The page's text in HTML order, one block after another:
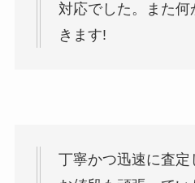
対応でした。また
きます!
丁寧かつ迅速に査定